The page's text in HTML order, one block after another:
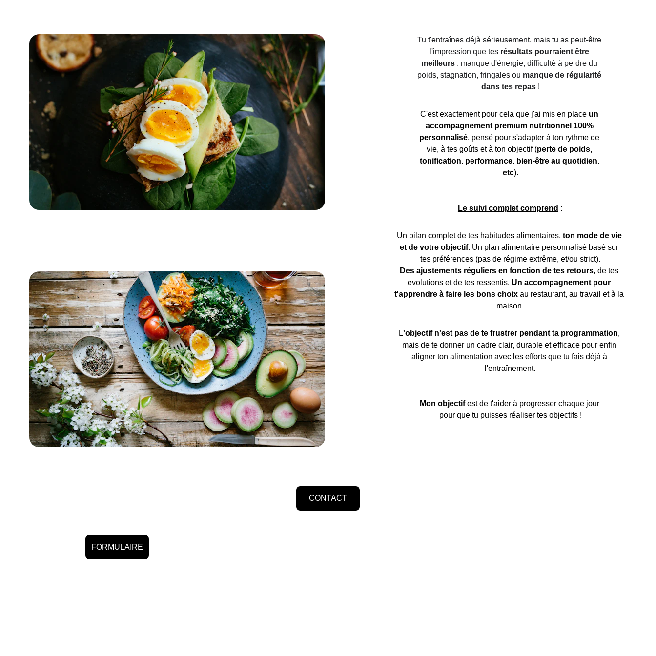
Le suivi complet comprend :
Un bilan complet de tes habitudes alimentaires, ton mode de vie
et de votre objectif. Un plan alimentaire personnalisé basé sur
tes préférences (pas de régime extrême, et/ou strict).
Des ajustements réguliers en fonction de tes retours, de tes
évolutions et de tes ressentis. Un accompagnement pour
t'apprendre à faire les bons choix au restaurant, au travail et à la
maison.
L'objectif n'est pas de te frustrer pendant ta programmation,
mais de te donner un cadre clair, durable et efficace pour enfin
aligner ton alimentation avec les efforts que tu fais déjà à
l'entraînement.
CONTACT
Tu t'entraînes déjà sérieusement, mais tu as peut‑être
l'impression que tes résultats pourraient être
meilleurs : manque d'énergie, difficulté à perdre du
poids, stagnation, fringales ou manque de régularité
dans tes repas !
C'est exactement pour cela que j'ai mis en place un
accompagnement premium nutritionnel 100%
personnalisé, pensé pour s'adapter à ton rythme de
vie, à tes goûts et à ton objectif (perte de poids,
tonification, performance, bien‑être au quotidien,
etc).
Mon objectif est de t'aider à progresser chaque jour
pour que tu puisses réaliser tes objectifs !
FORMULAIRE